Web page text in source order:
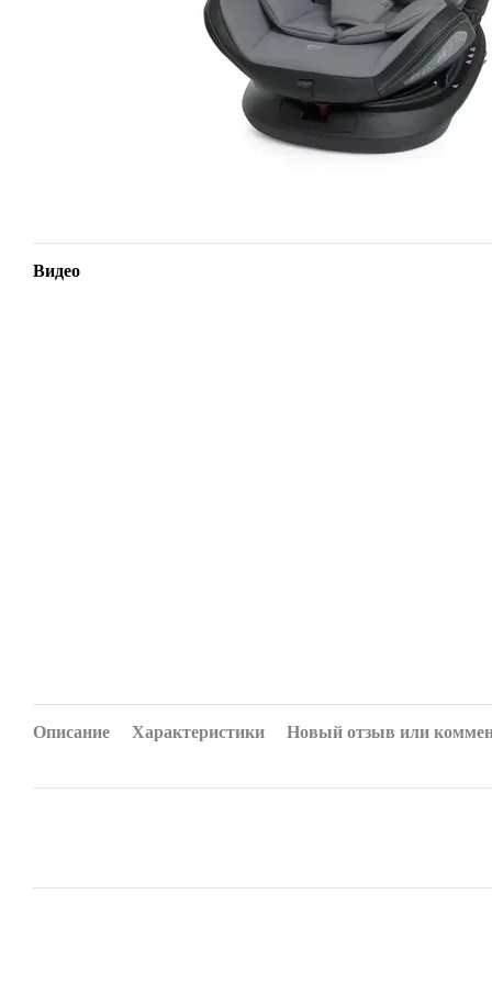
Видео
Описание Характеристики Новый отзыв или